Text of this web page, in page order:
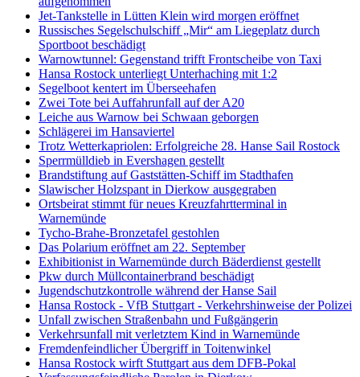
Jet-Tankstelle in Lütten Klein wird morgen eröffnet
Russisches Segelschulschiff „Mir“ am Liegeplatz durch
Sportboot beschädigt
Warnowtunnel: Gegenstand trifft Frontscheibe von Taxi
Hansa Rostock unterliegt Unterhaching mit 1:2
Segelboot kentert im Überseehafen
Zwei Tote bei Auffahrunfall auf der A20
Leiche aus Warnow bei Schwaan geborgen
Schlägerei im Hansaviertel
Trotz Wetterkapriolen: Erfolgreiche 28. Hanse Sail Rostock
Sperrmülldieb in Evershagen gestellt
Brandstiftung auf Gaststätten-Schiff im Stadthafen
Slawischer Holzspant in Dierkow ausgegraben
Ortsbeirat stimmt für neues Kreuzfahrtterminal in
Warnemünde
Tycho-Brahe-Bronzetafel gestohlen
Das Polarium eröffnet am 22. September
Exhibitionist in Warnemünde durch Bäderdienst gestellt
Pkw durch Müllcontainerbrand beschädigt
Jugendschutzkontrolle während der Hanse Sail
Hansa Rostock - VfB Stuttgart - Verkehrshinweise der Polizei
Unfall zwischen Straßenbahn und Fußgängerin
Verkehrsunfall mit verletztem Kind in Warnemünde
Fremdenfeindlicher Übergriff in Toitenwinkel
Hansa Rostock wirft Stuttgart aus dem DFB-Pokal